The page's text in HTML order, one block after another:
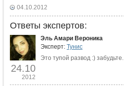
04.10.2012
Ответы экспертов:
24.10
2012
Эль Амари Вероника
Эксперт: Тунис
Это тупой развод :) забудьте.